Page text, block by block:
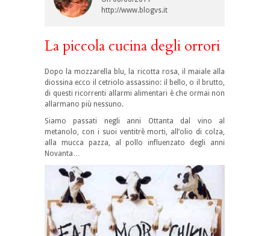
http://www.blogvs.it
La piccola cucina degli orrori
Dopo la mozzarella blu, la ricotta rosa, il maiale alla
diossina ecco il cetriolo assassino: il bello, o il brutto,
di questi ricorrenti allarmi alimentari è che ormai non
allarmano più nessuno.
Siamo passati negli anni Ottanta dal vino al
metanolo, con i suoi ventitrè morti, all’olio di colza,
alla mucca pazza, al pollo influenzato degli anni
Novanta…